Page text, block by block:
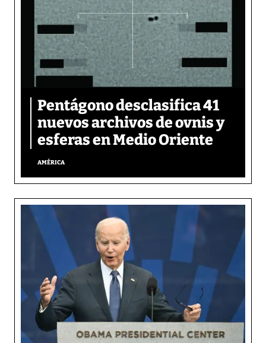
Pentágono desclasifica 41
nuevos archivos de ovnis y
esferas en Medio Oriente
AMÉRICA